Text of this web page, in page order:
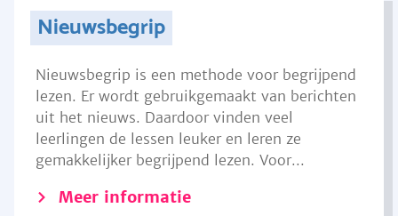
Nieuwsbegrip
Nieuwsbegrip is een methode voor begrijpend
lezen. Er wordt gebruikgemaakt van berichten
uit het nieuws. Daardoor vinden veel
leerlingen de lessen leuker en leren ze
gemakkelijker begrijpend lezen. Voor...
Meer informatie